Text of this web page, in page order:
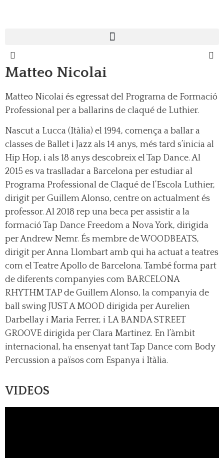
Matteo Nicolai
Matteo Nicolai és egressat del Programa de Formació
Professional per a ballarins de claqué de Luthier.
Nascut a Lucca (Itàlia) el 1994, comença a ballar a
classes de Ballet i Jazz als 14 anys, més tard s’inicia al
Hip Hop, i als 18 anys descobreix el Tap Dance. Al
2015 es va traslladar a Barcelona per estudiar al
Programa Professional de Claqué de l’Escola Luthier,
dirigit per Guillem Alonso, centre on actualment és
professor. Al 2018 rep una beca per assistir a la
formació Tap Dance Freedom a Nova York, dirigida
per Andrew Nemr. És membre de WOODBEATS,
dirigit per Anna Llombart amb qui ha actuat a teatres
com el Teatre Apollo de Barcelona. També forma part
de diferents companyies com BARCELONA
RHYTHM TAP de Guillem Alonso, la companyia de
ball swing JUST A MOOD dirigida per Aurelien
Darbellay i Maria Ferrer, i LA BANDA STREET
GROOVE dirigida per Clara Martinez. En l’àmbit
internacional, ha ensenyat tant Tap Dance com Body
Percussion a països com Espanya i Itàlia.
VIDEOS